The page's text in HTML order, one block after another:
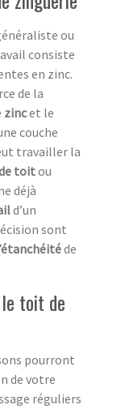
ou
consiste
en zinc.
de la
zincet le
couche
travailler la
toitou
déjà
d’un
sont
de
toit de
pourront
de votre
réguliers